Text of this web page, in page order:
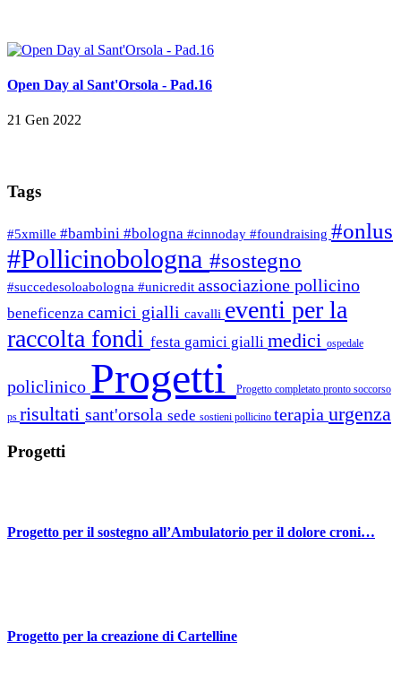
Open Day al Sant'Orsola - Pad.16
21 Gen 2022
Tags
#5xmille #bambini #bologna #cinnoday #foundraising #onlus
#Pollicinobologna #sostegno
#succedesoloabologna #unicredit associazione pollicino
beneficenza camici gialli cavalli eventi per la
raccolta fondi festa gamici gialli medici ospedale
policlinico Progetti Progetto completato pronto soccorso
ps risultati sant'orsola sede sostieni pollicino terapia urgenza
Progetti
Progetto per il sostegno all’Ambulatorio per il dolore croni…
Progetto per la creazione di Cartelline